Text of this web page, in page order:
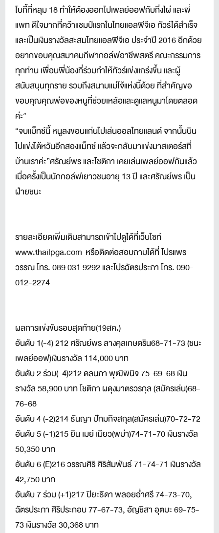
โบกี้ที่หลุม 18 ทำให้ต้องออกไปเพลย์ออฟกับกิ่งไผ่ และพี่
แพท ดีใจมากที่คว้าแชมป์แรกในไทยแอลพีจีเอ ทัวร์ได้สำเร็จ
และเป็นเงินรางวัลสะสมไทยแอลพีจีเอ ประจำปี 2016 อีกด้วย
อยากขอบคุณสมาคมกีฬากอล์ฟอาชีพสตรี คณะกรรมการ
ทุกท่าน เพื่อนพี่น้องที่ร่วมทำให้ทัวร์แข่งแกร่งขึ้น และผู้
สนับสนุนทุกราย รวมถึงสนามแม่โจ้แห่งนี้ด้วย ที่สำคัญขอ
ขอบคุณคุณพ่อของหนูที่ช่วยเหลือและดูแลหนูมาโดยตลอด
ค่ะ”
“จบแม็ทช์นี้ หนูลงขอนแก่นไปเล่นออลไทยแลนด์ จากนั้นบิน
ไปแข่งไต้หวันอีกสองแม็ทช์ แล้วจะกลับมาแข่งมาสเตอร์สที่
บ้านเราค่ะ”ศรัณย์พร และโชติกา เคยเล่นเพลย์ออฟกันแล้ว
เมื่อครั้งเป็นนักกอล์ฟเยาวชนอายุ 13 ปี และศรัณย์พร เป็น
ฝ่ายชนะ
รายละเอียดเพิ่มเติมสามารถเข้าไปดูได้ที่เว็บไซท์
www.thailpga.com หรือติดต่อสอบถามได้ที่ โปรแพร
วรรณ โทร. 089 031 9292 และโปรฉัตรประภา โทร. 090-
012-2274
ผลการแข่งขันรอบสุดท้าย(19สค.)
อันดับ 1(-4) 212 ศรัณย์พร ลางคุลเกษตริน68-71-73 (ชนะ
เพลย์ออฟ)เงินรางวัล 114,000 บาท
อันดับ 2 ร่วม(-4)212 ดลนภา พุฒิพินิจ 75-69-68 เงิน
รางวัล 58,900 บาท โชติกา ผดุงมาตรวรกุล (สมัครเล่น)68-
76-68
อันดับ 4 (-2)214 ธันญา ปัทมกิจสกุล(สมัครเล่น)70-72-72
อันดับ 5 (-1)215 ยิน เมย์ เมียว(พม่า)74-71-70 เงินรางวัล
50,350 บาท
อันดับ 6 (E)216 วรรณศิริ ศิริสัมพันธ์ 71-74-71 เงินรางวัล
42,750 บาท
อันดับ 7 ร่วม (+1)217 ปิยะธิดา พลอยอ่ำศรี 74-73-70,
ฉัตรประภา ศิริประกอบ 77-67-73, อัญชิสา อุตมะ 69-75-
73 เงินรางวัล 30,368 บาท